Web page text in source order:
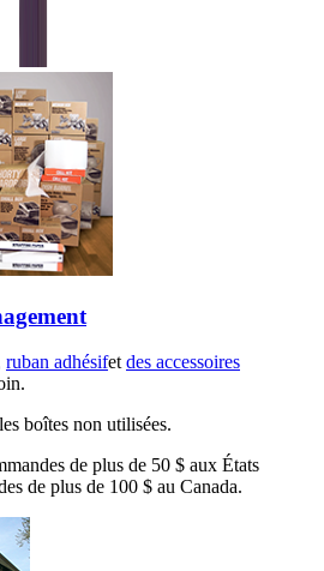
ruban adhésifetdes accessoires
boîtes non utilisées.
de plus de 50 $ aux États
de plus de 100 $ au Canada.